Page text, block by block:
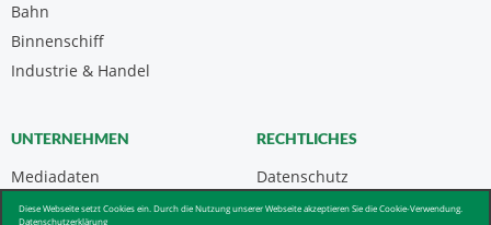
Diese Webseite setzt Cookies ein. Durch die Nutzung unserer Webseite akzeptieren Sie die Cookie-Verwendung.
Datenschutzerklärung
Bahn
Binnenschiff
Industrie & Handel
UNTERNEHMEN
Mediadaten
Kontakt
RECHTLICHES
Datenschutz
Impressum